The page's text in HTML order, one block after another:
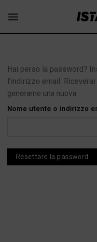
Hai perso la password?
l'indirizzo email.
generarne una nuova.
Nome utente o indirizzo
Resettare la password